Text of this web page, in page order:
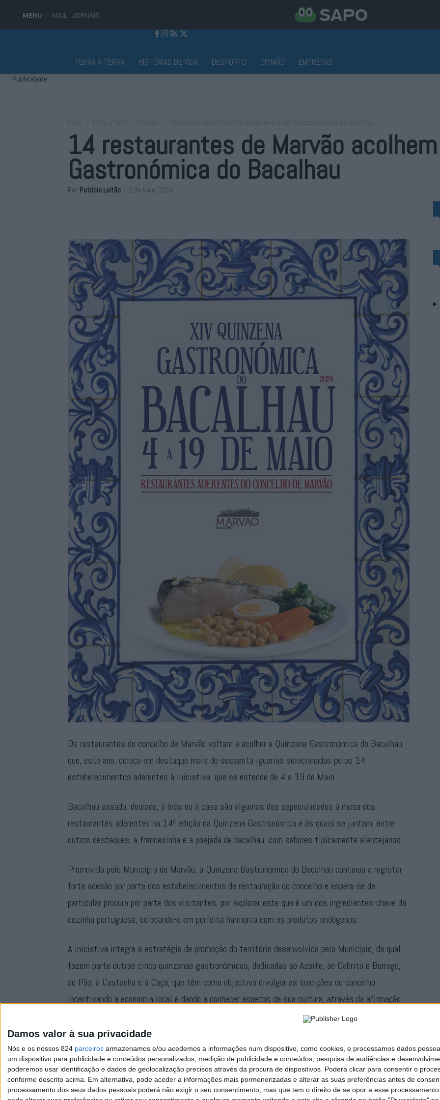
Damos valor à sua privacidade
Nós e os nossos 824 parceiros armazenamos e/ou acedemos a informações num dispositivo, como cookies, e processamos dados
um dispositivo para publicidade e conteúdos personalizados, medição de publicidade e conteúdos, pesquisa de audiências e
poderemos usar identificação e dados de geolocalização precisos através da procura de dispositivos. Poderá clicar para consentir o
conforme descrito acima. Em alternativa, pode aceder a informações mais pormenorizadas e alterar as suas preferências antes de
processamento dos seus dados pessoais poderá não exigir o seu consentimento, mas que tem o direito de se opor a esse
MENU MAIL JORNAIS
TERRA A TERRA HISTÓRIAS DE VIDA DESPORTO OPINIÃO EMPRESAS
Publicidade
14 restaurantes de Marvão
Gastronómica do Bacalhau
Por Patrícia Leitão - 2 de Maio, 2024
Os restaurantes do concelho de Marvão voltam a acolher a Quinzena Gastronómica do Bacalhau
que, este ano, coloca em destaque mais de sessenta iguarias selecionadas pelos 14
estabelecimentos aderentes à iniciativa, que se estende de 4 a 19 de Maio.
Bacalhau assado, dourado, à brás ou à casa são algumas das especialidades à mesa dos
restaurantes aderentes na 14ª edição da Quinzena Gastronómica e às quais se juntam, entre
outros destaques, a francesinha e a poejada de bacalhau, com sabores tipicamente alentejanos.
Promovida pelo Município de Marvão, a Quinzena Gastronómica do Bacalhau continua a registar
forte adesão por parte dos estabelecimentos de restauração do concelho e espera-se de
particular procura por parte dos visitantes, por explorar este que é um dos ingredientes-chave da
cozinha portuguesa, colocando-o em perfeita harmonia com os produtos endógenos.
A iniciativa integra a estratégia de promoção do território desenvolvida pelo Município, da qual
fazem parte outras cinco quinzenas gastronómicas, dedicadas ao Azeite, ao Cabrito e Borrego,
ao Pão, à Castanha e à Caça, que têm como objectivo divulgar as tradições do concelho,
incentivando a economia local e dando a conhecer aspetos da sua cultura, através da afirmação
Publicidade